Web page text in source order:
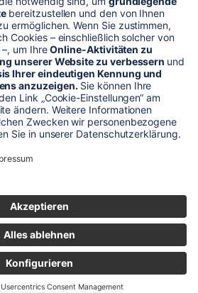
zzgl. Mehrwertsteuer und Versandkosten
richtet sich nur an gewerbliche
(netto) des Herstellers
erhalten in jedem Fall ein Angebot bzw.
Auftragsbestätigung.
entsprechen nicht immer
sie können ähnliche Produkte zeigen.
GmbH |Impressum